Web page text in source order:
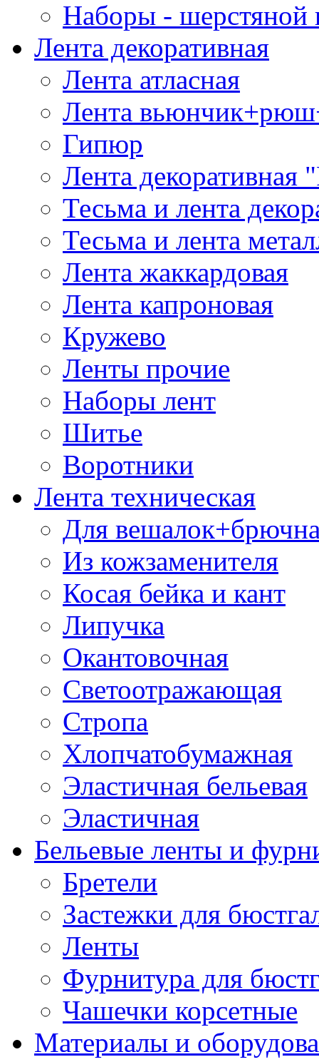
Наборы - шерстяной
Лента декоративная
Лента атласная
Лента
Гипюр
Лента декоративная
Тесьма и лента
Тесьма и лента
Лента жаккардовая
Лента капроновая
Кружево
Ленты прочие
Наборы лент
Шитье
Воротники
Лента техническая
Для
Из кожзаменителя
Косая бейка и кант
Липучка
Окантовочная
Светоотражающая
Стропа
Хлопчатобумажная
Эластичная бельевая
Эластичная
Бельевые ленты и
Бретели
Застежки для
Ленты
Фурнитура для
Чашечки корсетные
Материалы и